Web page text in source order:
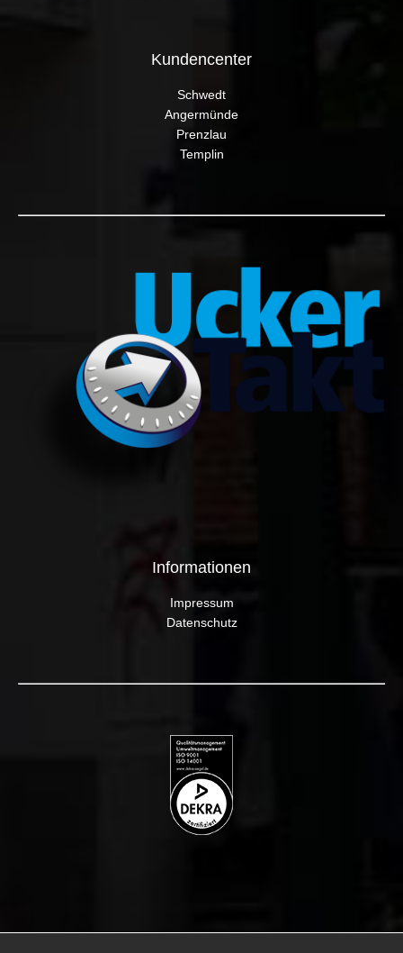
Kundencenter
Schwedt
Angermünde
Prenzlau
Templin
Informationen
Impressum
Datenschutz